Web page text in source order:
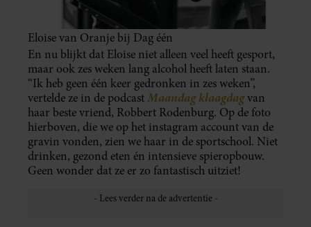
Eloise van Oranje bij Dag één
En nu blijkt dat Eloise niet alleen veel heeft gesport,
maar ook zes weken lang alcohol heeft laten staan.
“Ik heb geen één keer gedronken in zes weken”,
vertelde ze in de podcastMaandag klaagdagvan
haar beste vriend, Robbert Rodenburg. Op de foto
hierboven, die we op het instagram account van de
gravin vonden, zien we haar in de sportschool. Niet
drinken, gezond eten én intensieve spieropbouw.
Geen wonder dat ze er zo fantastisch uitziet!